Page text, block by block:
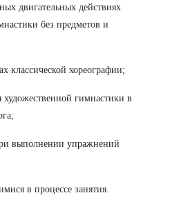
двигательных действиях
без предметов и
классической хореографии;
гимнастики в
выполнении упражнений
в процессе занятия.